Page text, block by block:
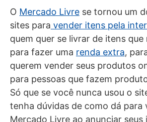
O Mercado Livre se tornou um
sites para vender itens pela
quem quer se livrar de itens que
para fazer uma renda extra,
querem vender seus produtos
para pessoas que fazem
Só que se você nunca usou o
tenha dúvidas de como dá para
Mercado Livre ao anunciar seus